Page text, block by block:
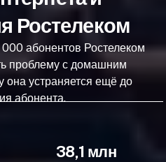
Ростелеком
абонентов Ростелеком
проблему с домашним
она устраняется ещё до
абонента.
38,1 млн